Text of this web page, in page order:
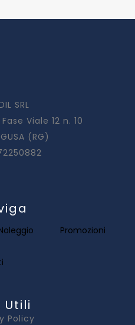
SRL
Viale 12 n. 10
(RG)
Promozioni
Utili
Policy